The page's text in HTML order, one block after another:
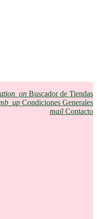
Buscador de Tiendas
Condiciones Generales
mail Contacto